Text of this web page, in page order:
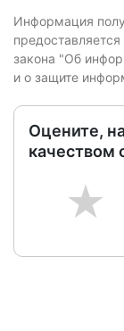
Информация
закона "Об
и о защите
Оцените,
качеством
1